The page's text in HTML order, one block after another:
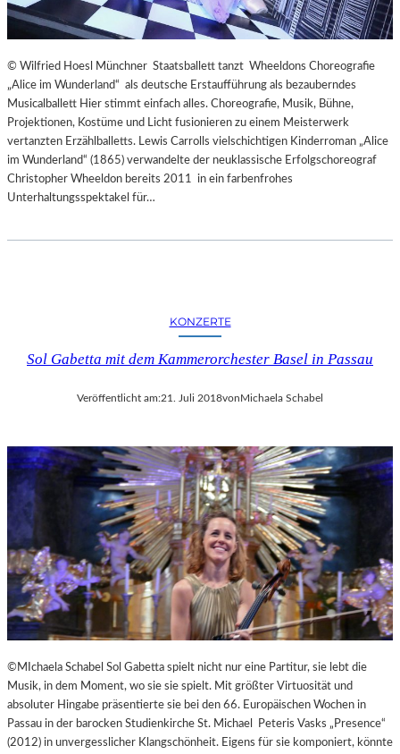
© Wilfried Hoesl Münchner Staatsballett tanzt Wheeldons Choreografie
„Alice im Wunderland“ als deutsche Erstaufführung als bezauberndes
Musicalballett Hier stimmt einfach alles. Choreografie, Musik, Bühne,
Projektionen, Kostüme und Licht fusionieren zu einem Meisterwerk
vertanzten Erzählballetts. Lewis Carrolls vielschichtigen Kinderroman „Alice
im Wunderland“ (1865) verwandelte der neuklassische Erfolgschoreograf
Christopher Wheeldon bereits 2011 in ein farbenfrohes
Unterhaltungsspektakel für…
KONZERTE
Sol Gabetta mit dem Kammerorchester Basel in Passau
Veröffentlicht am:21. Juli 2018vonMichaela Schabel
©MIchaela Schabel Sol Gabetta spielt nicht nur eine Partitur, sie lebt die
Musik, in dem Moment, wo sie sie spielt. Mit größter Virtuosität und
absoluter Hingabe präsentierte sie bei den 66. Europäischen Wochen in
Passau in der barocken Studienkirche St. Michael Peteris Vasks „Presence“
(2012) in unvergesslicher Klangschönheit. Eigens für sie komponiert, könnte